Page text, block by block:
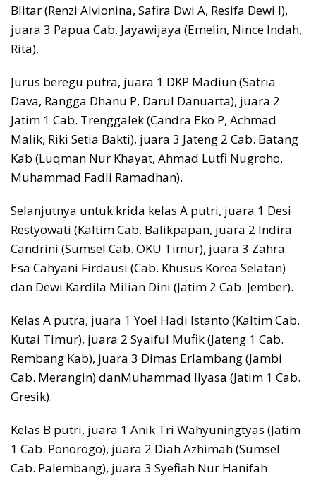
Blitar (Renzi Alvionina, Safira Dwi A, Resifa Dewi I),
juara 3 Papua Cab. Jayawijaya (Emelin, Nince Indah,
Rita).
Jurus beregu putra, juara 1 DKP Madiun (Satria
Dava, Rangga Dhanu P, Darul Danuarta), juara 2
Jatim 1 Cab. Trenggalek (Candra Eko P, Achmad
Malik, Riki Setia Bakti), juara 3 Jateng 2 Cab. Batang
Kab (Luqman Nur Khayat, Ahmad Lutfi Nugroho,
Muhammad Fadli Ramadhan).
Selanjutnya untuk krida kelas A putri, juara 1 Desi
Restyowati (Kaltim Cab. Balikpapan, juara 2 Indira
Candrini (Sumsel Cab. OKU Timur), juara 3 Zahra
Esa Cahyani Firdausi (Cab. Khusus Korea Selatan)
dan Dewi Kardila Milian Dini (Jatim 2 Cab. Jember).
Kelas A putra, juara 1 Yoel Hadi Istanto (Kaltim Cab.
Kutai Timur), juara 2 Syaiful Mufik (Jateng 1 Cab.
Rembang Kab), juara 3 Dimas Erlambang (Jambi
Cab. Merangin) danMuhammad Ilyasa (Jatim 1 Cab.
Gresik).
Kelas B putri, juara 1 Anik Tri Wahyuningtyas (Jatim
1 Cab. Ponorogo), juara 2 Diah Azhimah (Sumsel
Cab. Palembang), juara 3 Syefiah Nur Hanifah